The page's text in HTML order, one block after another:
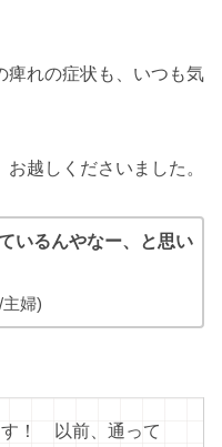
痺れの症状も、いつも気
越しくださいました。
いるんやなー、と思い
婦)
す！ 以前、通って